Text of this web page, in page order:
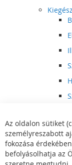
Az oldalon sütiket
személyreszabott
fokozása
befolyásolhatja az